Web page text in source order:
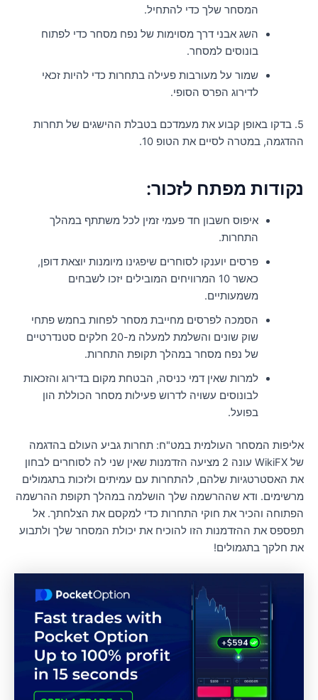
המסחר שלך כדי להתחיל.
השג אבני דרך מסוימות של נפח מסחר כדי לפתוח
בונוסים למסחר.
שמור על מעורבות פעילה בתחרות כדי להיות זכאי
לדירוג הפרס הסופי.
5. בדקו באופן קבוע את מעמדכם בטבלת ההישגים של תחרות
במטרה לסיים את הטופ 10.
מפתח לזכור:
איפוס חשבון חד פעמי זמין לכל משתתף במהלך
התחרות.
פרסים יוענקו לסוחרים שיפגינו מיומנות יוצאת דופן,
כאשר 10 המרוויחים המובילים יזכו לשבחים
משמעותיים.
הסמכה לפרסים מחייבת מסחר לפחות בחמש פתחי
שוק שונים והשלמת למעלה מ-20 חלקים סטנדרטיים
של נפח מסחר במהלך תקופת התחרות.
למרות שאין דמי כניסה, הבטחת מקום בדירוג והזכאות
לבונוסים עשויה לדרוש פעילות מסחר הכוללת הון
בפועל.
המסחר העולמית במט"ח: תחרות גביע העולם בהדגמה
של WikiFX עונה 2 מציעה הזדמנות שאין שני לה לסוחרים לבחון
האסטרטגיות שלהם, להתחרות עם עמיתים ולזכות בתגמולים
ודא שההרשמה שלך הושלמה במהלך תקופת ההרשמה
והכיר את חוקי התחרות כדי למקסם את הצלחתך. אל
את ההזדמנות הזו להוכיח את יכולת המסחר שלך ולתבוע
חלקך בתגמולים!